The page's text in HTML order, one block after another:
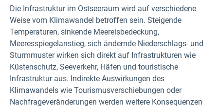
Die Infrastruktur im Ostseeraum wird auf verschiedene
Weise vom Klimawandel betroffen sein. Steigende
Temperaturen, sinkende Meereisbedeckung,
Meeresspiegelanstieg, sich ändernde Niederschlags- und
Sturmmuster wirken sich direkt auf Infrastrukturen wie
Küstenschutz, Seeverkehr, Häfen und touristische
Infrastruktur aus. Indirekte Auswirkungen des
Klimawandels wie Tourismusverschiebungen oder
Nachfrageveränderungen werden weitere Konsequenzen